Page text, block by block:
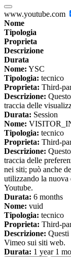
www.youtube.com
Nome
Tipologia
Proprieta
Descrizione
Durata
Nome: YSC
Tipologia: tecnico
Proprieta: Third-
Descrizione:
traccia delle
Durata: Session
Nome:
Tipologia: tecnico
Proprieta: Third-
Descrizione:
traccia delle
nei siti; può anche
utilizzando la nuova
Youtube.
Durata: 6 months
Nome: vuid
Tipologia: tecnico
Proprieta: Third-
Descrizione:
Vimeo sui siti web.
Durata: 1 year 1